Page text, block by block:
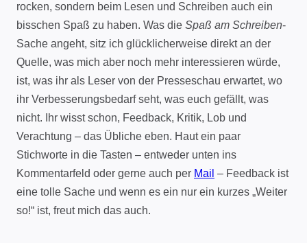
rocken, sondern beim Lesen und Schreiben auch ein
bisschen Spaß zu haben. Was die Spaß am Schreiben-
Sache angeht, sitz ich glücklicherweise direkt an der
Quelle, was mich aber noch mehr interessieren würde,
ist, was ihr als Leser von der Presseschau erwartet, wo
ihr Verbesserungsbedarf seht, was euch gefällt, was
nicht. Ihr wisst schon, Feedback, Kritik, Lob und
Verachtung – das Übliche eben. Haut ein paar
Stichworte in die Tasten – entweder unten ins
Kommentarfeld oder gerne auch per Mail – Feedback ist
eine tolle Sache und wenn es ein nur ein kurzes „Weiter
so!“ ist, freut mich das auch.